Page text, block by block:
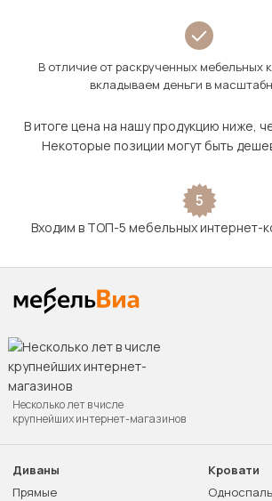
В отличие от раскрученных мебельных
вкладываем деньги в
В итоге цена на нашу продукцию ниже,
Некоторые позиции могут быть
5
Входим в ТОП-5 мебельных интернет-
Несколько лет в числе
крупнейших интернет-магазинов
Диваны
Прямые
Кровати